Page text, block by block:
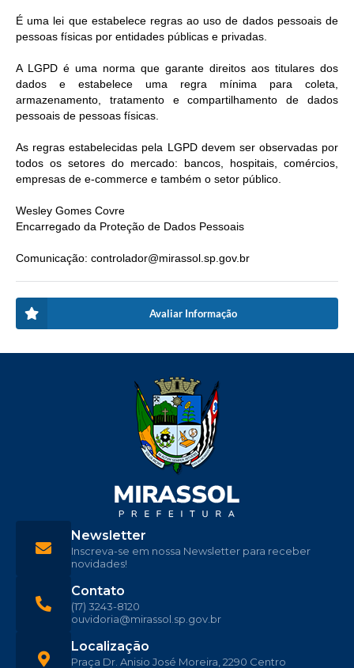
É uma lei que estabelece regras ao uso de dados pessoais de
pessoas físicas por entidades públicas e privadas.
A LGPD é uma norma que garante direitos aos titulares dos
dados e estabelece uma regra mínima para coleta,
armazenamento, tratamento e compartilhamento de dados
pessoais de pessoas físicas.
As regras estabelecidas pela LGPD devem ser observadas por
todos os setores do mercado: bancos, hospitais, comércios,
empresas de e-commerce e também o setor público.
Wesley Gomes Covre
Encarregado da Proteção de Dados Pessoais
Comunicação: controlador@mirassol.sp.gov.br
Avaliar Informação
Localização
Praça Dr. Anisio José Moreira, 2290 Centro
Contato
(17) 3243-8120
ouvidoria@mirassol.sp.gov.br
Newsletter
Inscreva-se em nossa Newsletter para receber
novidades!